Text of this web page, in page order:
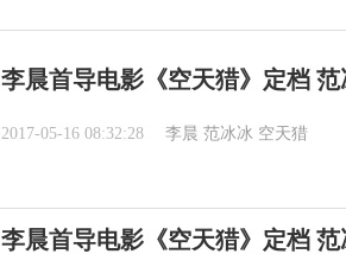
李晨首导电影《空天猎》定档
2017-05-16 08:32:28 李晨 范冰冰 空天猎
李晨首导电影《空天猎》定档